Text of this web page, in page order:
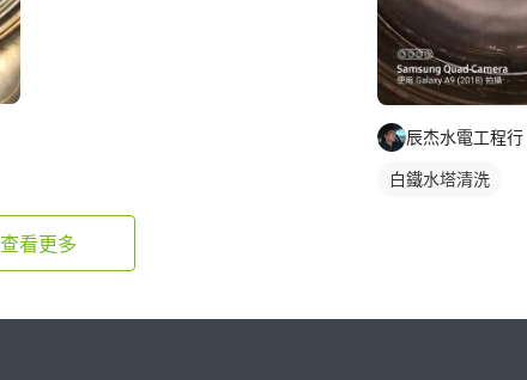
辰杰水電工程行
白鐵水塔清洗
查看更多